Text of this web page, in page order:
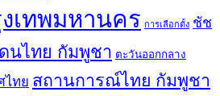
เทพมหานคร การเลือกตั้ง ชัช
นไทย กัมพูชา ตะวันออกกลาง
ไทย สถานการณ์ไทย กัมพูชา